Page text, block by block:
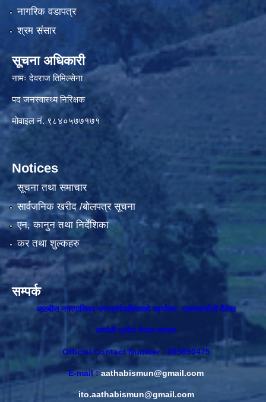
नागरिक वडापत्र
श्रम संसार
सूचना अधिकारी
नामः देवराज तिमिल्सेना
पद जनस्वास्थ्य निरिक्षक
मोवाइल नं. ९८४०५७७१७१
Notices
सूचना तथा समाचार
सार्वजनिक खरीद /बोलपत्र सूचना
एन, कानुन तथा निर्देशिका
कर तथा शुल्कहरु
सम्पर्क
आठबीस नगरपालिका नगरकार्यपालिकाकाे कार्यालय, राकमकर्णाली दैलेख
कर्णाली प्रदेश नेपाल सरकार
Official Contact Number : 089690475
E-mail : aathabismun@gmail.com
ito.aathabismun@gmail.com